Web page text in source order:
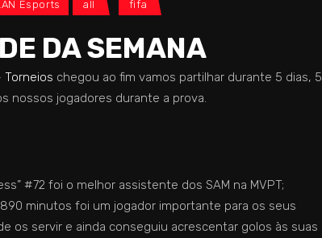
Esports all fifa
DA SEMANA
Torneios chegou ao fim vamos partilhar durante 5 dias, 5
nossos jogadores durante a prova.
#72 foi o melhor assistente dos SAM na MVPT;
minutos foi um jogador importante para os seus
os servir e ainda conseguiu acrescentar golos às suas